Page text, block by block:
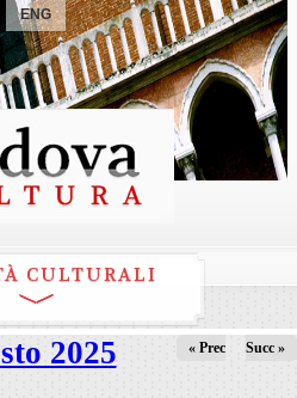
ENG
CULTURALI
2025 « Prec Succ »